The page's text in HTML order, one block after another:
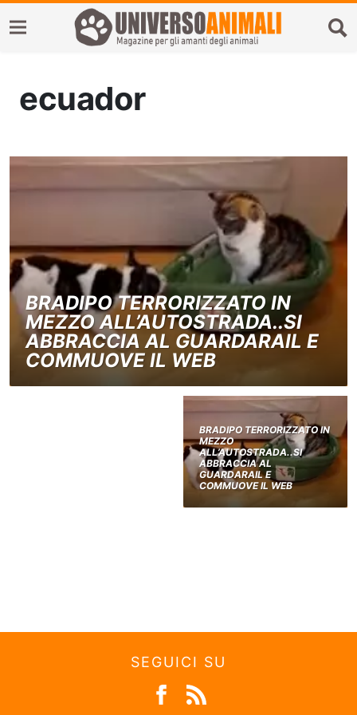
ecuador
BRADIPO TERRORIZZATO IN
MEZZO ALL’AUTOSTRADA..SI
ABBRACCIA AL GUARDARAIL E
COMMUOVE IL WEB
BRADIPO TERRORIZZATO IN
MEZZO
ALL’AUTOSTRADA..SI
ABBRACCIA AL
GUARDARAIL E
COMMUOVE IL WEB
SEGUICI SU